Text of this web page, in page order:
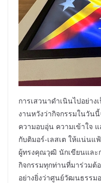
การเสวนาดำเนินไปอย่า
งานหวังว่ากิจกรรมในวัน
ความอบอุ่น ความเข้าใจ
กับติมอร์-เลสเต ให้แน่น
ผู้ทรงคุณวุฒิ นักเขียนและ
กิจกรรมทุกท่านที่มาร่วมต้
อย่างยิ่งว่าศูนย์วัฒนธรรม